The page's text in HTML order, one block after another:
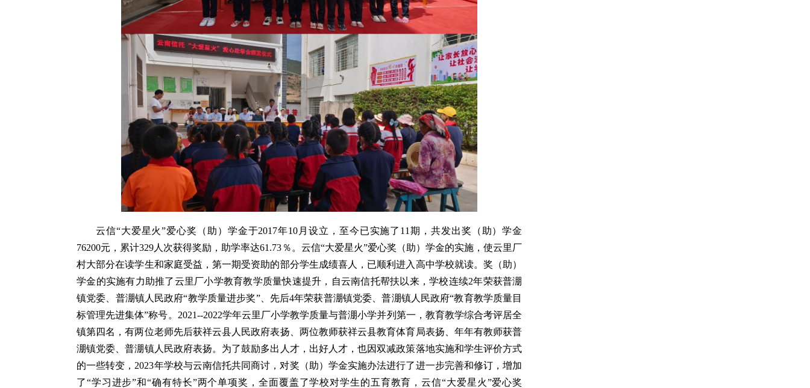
云信“大爱星火”爱心奖（助）学金于2017年10月设立，至今已实施了11期，共发出奖（助）学金
76200元，累计329人次获得奖励，助学率达61.73％。云信“大爱星火”爱心奖（助）学金的实施，使云里厂
村大部分在读学生和家庭受益，第一期受资助的部分学生成绩喜人，已顺利进入高中学校就读。奖（助）
学金的实施有力助推了云里厂小学教育教学质量快速提升，自云南信托帮扶以来，学校连续2年荣获普淜
镇党委、普淜镇人民政府“教学质量进步奖”、先后4年荣获普淜镇党委、普淜镇人民政府“教育教学质量目
标管理先进集体”称号。2021--2022学年云里厂小学教学质量与普淜小学并列第一，教育教学综合考评居全
镇第四名，有两位老师先后获祥云县人民政府表扬、两位教师获祥云县教育体育局表扬、年年有教师获普
淜镇党委、普淜镇人民政府表扬。为了鼓励多出人才，出好人才，也因双减政策落地实施和学生评价方式
的一些转变，2023年学校与云南信托共同商讨，对奖（助）学金实施办法进行了进一步完善和修订，增加
了“学习进步”和“确有特长”两个单项奖，全面覆盖了学校对学生的五育教育，云信“大爱星火”爱心奖